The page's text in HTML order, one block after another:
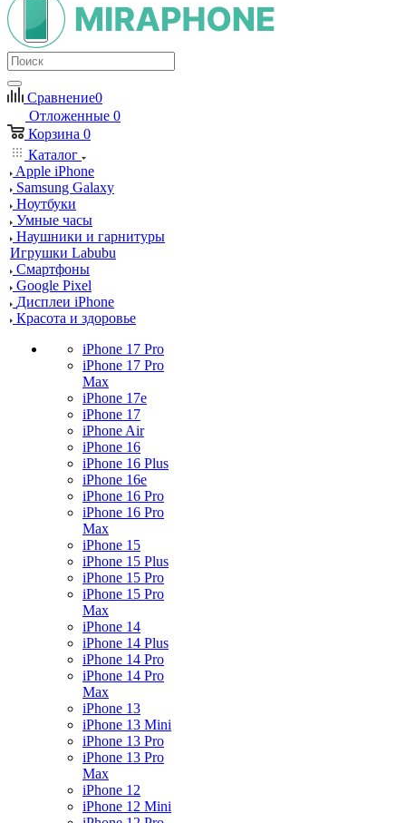
Сравнение0
Отложенные 0
Корзина 0
Каталог
Apple iPhone
Samsung Galaxy
Ноутбуки
Умные часы
Наушники и гарнитуры
Игрушки Labubu
Смартфоны
Google Pixel
Дисплеи iPhone
Красота и здоровье
iPhone 17 Pro
iPhone 17 Pro
Max
iPhone 17e
iPhone 17
iPhone Air
iPhone 16
iPhone 16 Plus
iPhone 16e
iPhone 16 Pro
iPhone 16 Pro
Max
iPhone 15
iPhone 15 Plus
iPhone 15 Pro
iPhone 15 Pro
Max
iPhone 14
iPhone 14 Plus
iPhone 14 Pro
iPhone 14 Pro
Max
iPhone 13
iPhone 13 Mini
iPhone 13 Pro
iPhone 13 Pro
Max
iPhone 12
iPhone 12 Mini